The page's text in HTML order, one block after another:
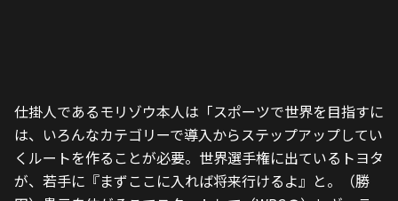
仕掛人であるモリゾウ本人は「スポーツで世界を目指すに
は、いろんなカテゴリーで導入からステップアップしてい
くルートを作ることが必要。世界選手権に出ているトヨタ
が、若手に『まずここに入れば将来行けるよ』と。（勝